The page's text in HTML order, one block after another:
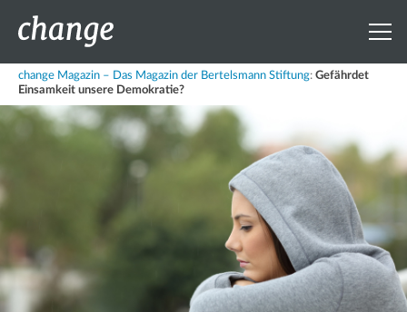
change Magazin – Das Magazin der Bertelsmann Stiftung: Gefährdet
Einsamkeit unsere Demokratie?